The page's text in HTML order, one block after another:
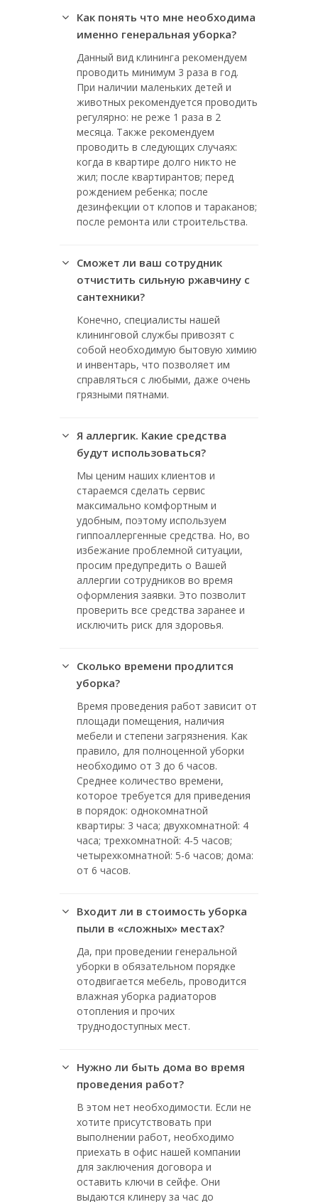
Как понять что мне необходима
именно генеральная уборка?
Данный вид клининга рекомендуем
проводить минимум 3 раза в год.
При наличии маленьких детей и
животных рекомендуется проводить
регулярно: не реже 1 раза в 2
месяца. Также рекомендуем
проводить в следующих случаях:
когда в квартире долго никто не
жил; после квартирантов; перед
рождением ребенка; после
дезинфекции от клопов и тараканов;
после ремонта или строительства.
Сможет ли ваш сотрудник
отчистить сильную ржавчину с
сантехники?
Конечно, специалисты нашей
клининговой службы привозят с
собой необходимую бытовую химию
и инвентарь, что позволяет им
справляться с любыми, даже очень
грязными пятнами.
Я аллергик. Какие средства
будут использоваться?
Мы ценим наших клиентов и
стараемся сделать сервис
максимально комфортным и
удобным, поэтому используем
гиппоаллергенные средства. Но, во
избежание проблемной ситуации,
просим предупредить о Вашей
аллергии сотрудников во время
оформления заявки. Это позволит
проверить все средства заранее и
исключить риск для здоровья.
Сколько времени продлится
уборка?
Время проведения работ зависит от
площади помещения, наличия
мебели и степени загрязнения. Как
правило, для полноценной уборки
необходимо от 3 до 6 часов.
Среднее количество времени,
которое требуется для приведения
в порядок: однокомнатной
квартиры: 3 часа; двухкомнатной: 4
часа; трехкомнатной: 4-5 часов;
четырехкомнатной: 5-6 часов; дома:
от 6 часов.
Входит ли в стоимость уборка
пыли в «сложных» местах?
Да, при проведении генеральной
уборки в обязательном порядке
отодвигается мебель, проводится
влажная уборка радиаторов
отопления и прочих
труднодоступных мест.
Нужно ли быть дома во время
проведения работ?
В этом нет необходимости. Если не
хотите присутствовать при
выполнении работ, необходимо
приехать в офис нашей компании
для заключения договора и
оставить ключи в сейфе. Они
выдаются клинеру за час до